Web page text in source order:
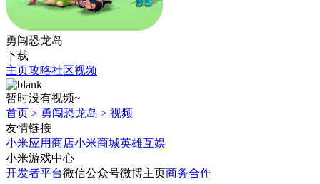
勇闯恐龙岛
下载
主页攻略社区视频
暂时没有视频~
首页 > 勇闯恐龙岛 > 视频
友情链接
小米应用商店小米商城英雄互娱
小米游戏中心
开发者平台微信公众号微博主页商务合作